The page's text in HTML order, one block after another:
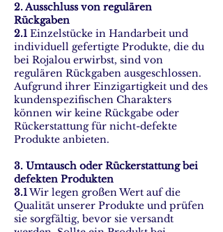
2. Ausschluss von regulären
Rückgaben
2.1 Einzelstücke in Handarbeit und
individuell gefertigte Produkte, die du
bei Rojalou erwirbst, sind von
regulären Rückgaben ausgeschlossen.
Aufgrund ihrer Einzigartigkeit und des
kundenspezifischen Charakters
können wir keine Rückgabe oder
Rückerstattung für nicht-defekte
Produkte anbieten.
3. Umtausch oder Rückerstattung bei
defekten Produkten
3.1Wir legen großen Wert auf die
Qualität unserer Produkte und prüfen
sie sorgfältig, bevor sie versandt